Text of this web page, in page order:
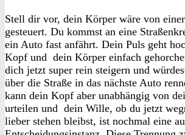
Stell dir vor, dein Körper wäre von
gesteuert. Du kommst an eine
ein Auto fast anfährt. Dein Puls geht
Kopf und dein Körper einfach
dich jetzt super rein steigern und
über die Straße in das nächste Auto
kann dein Kopf aber unabhängig von
urteilen und dein Wille, ob du jetzt
lieber stehen bleibst, ist nochmal eine